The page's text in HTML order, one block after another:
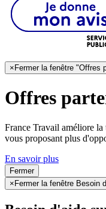
× Fermer la fenêtre "Offres
Offres
France Travail améliore la
vous proposant plus
En savoir plus
Fermer
× Fermer la fenêtre Besoin